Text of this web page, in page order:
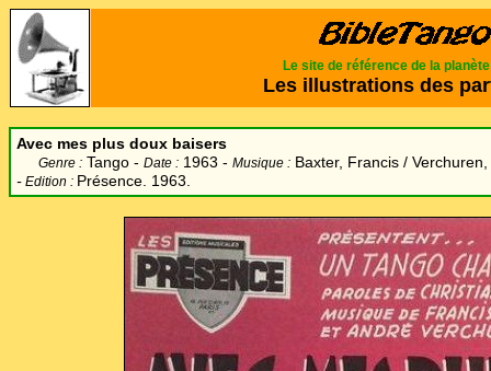
Le site de référence de la planète
Les illustrations des
Avec mes plus doux baisers
Genre : Tango - Date : 1963 - Musique : Baxter, Francis /
- Edition : Présence. 1963.